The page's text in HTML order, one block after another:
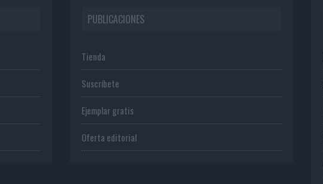
PUBLICACIONES
Tienda
Suscríbete
Ejemplar gratis
Oferta editorial